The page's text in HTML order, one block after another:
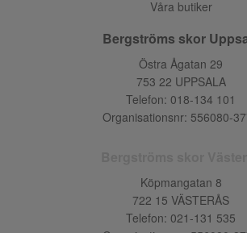
Våra butiker
Bergströms skor
Östra Ågatan 29
753 22 UPPSALA
Telefon: 018-134 101
Organisationsnr: 556080-
Köpmangatan 8
722 15 VÄSTERÅS
Telefon: 021-131 535